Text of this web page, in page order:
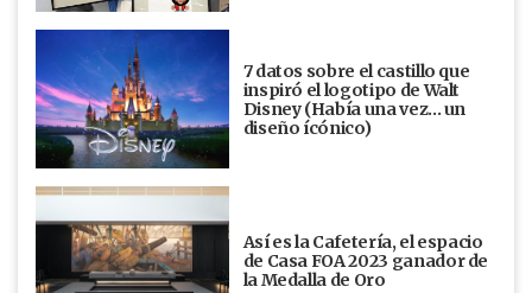
7 datos sobre el castillo que
inspiró el logotipo de Walt
Disney (Había una vez... un
diseño ícónico)
Así es la Cafetería, el espacio
de Casa FOA 2023 ganador de
la Medalla de Oro